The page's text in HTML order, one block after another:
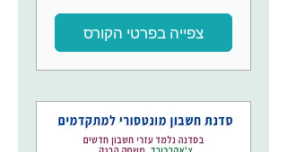
צפייה בפרטי הקורס